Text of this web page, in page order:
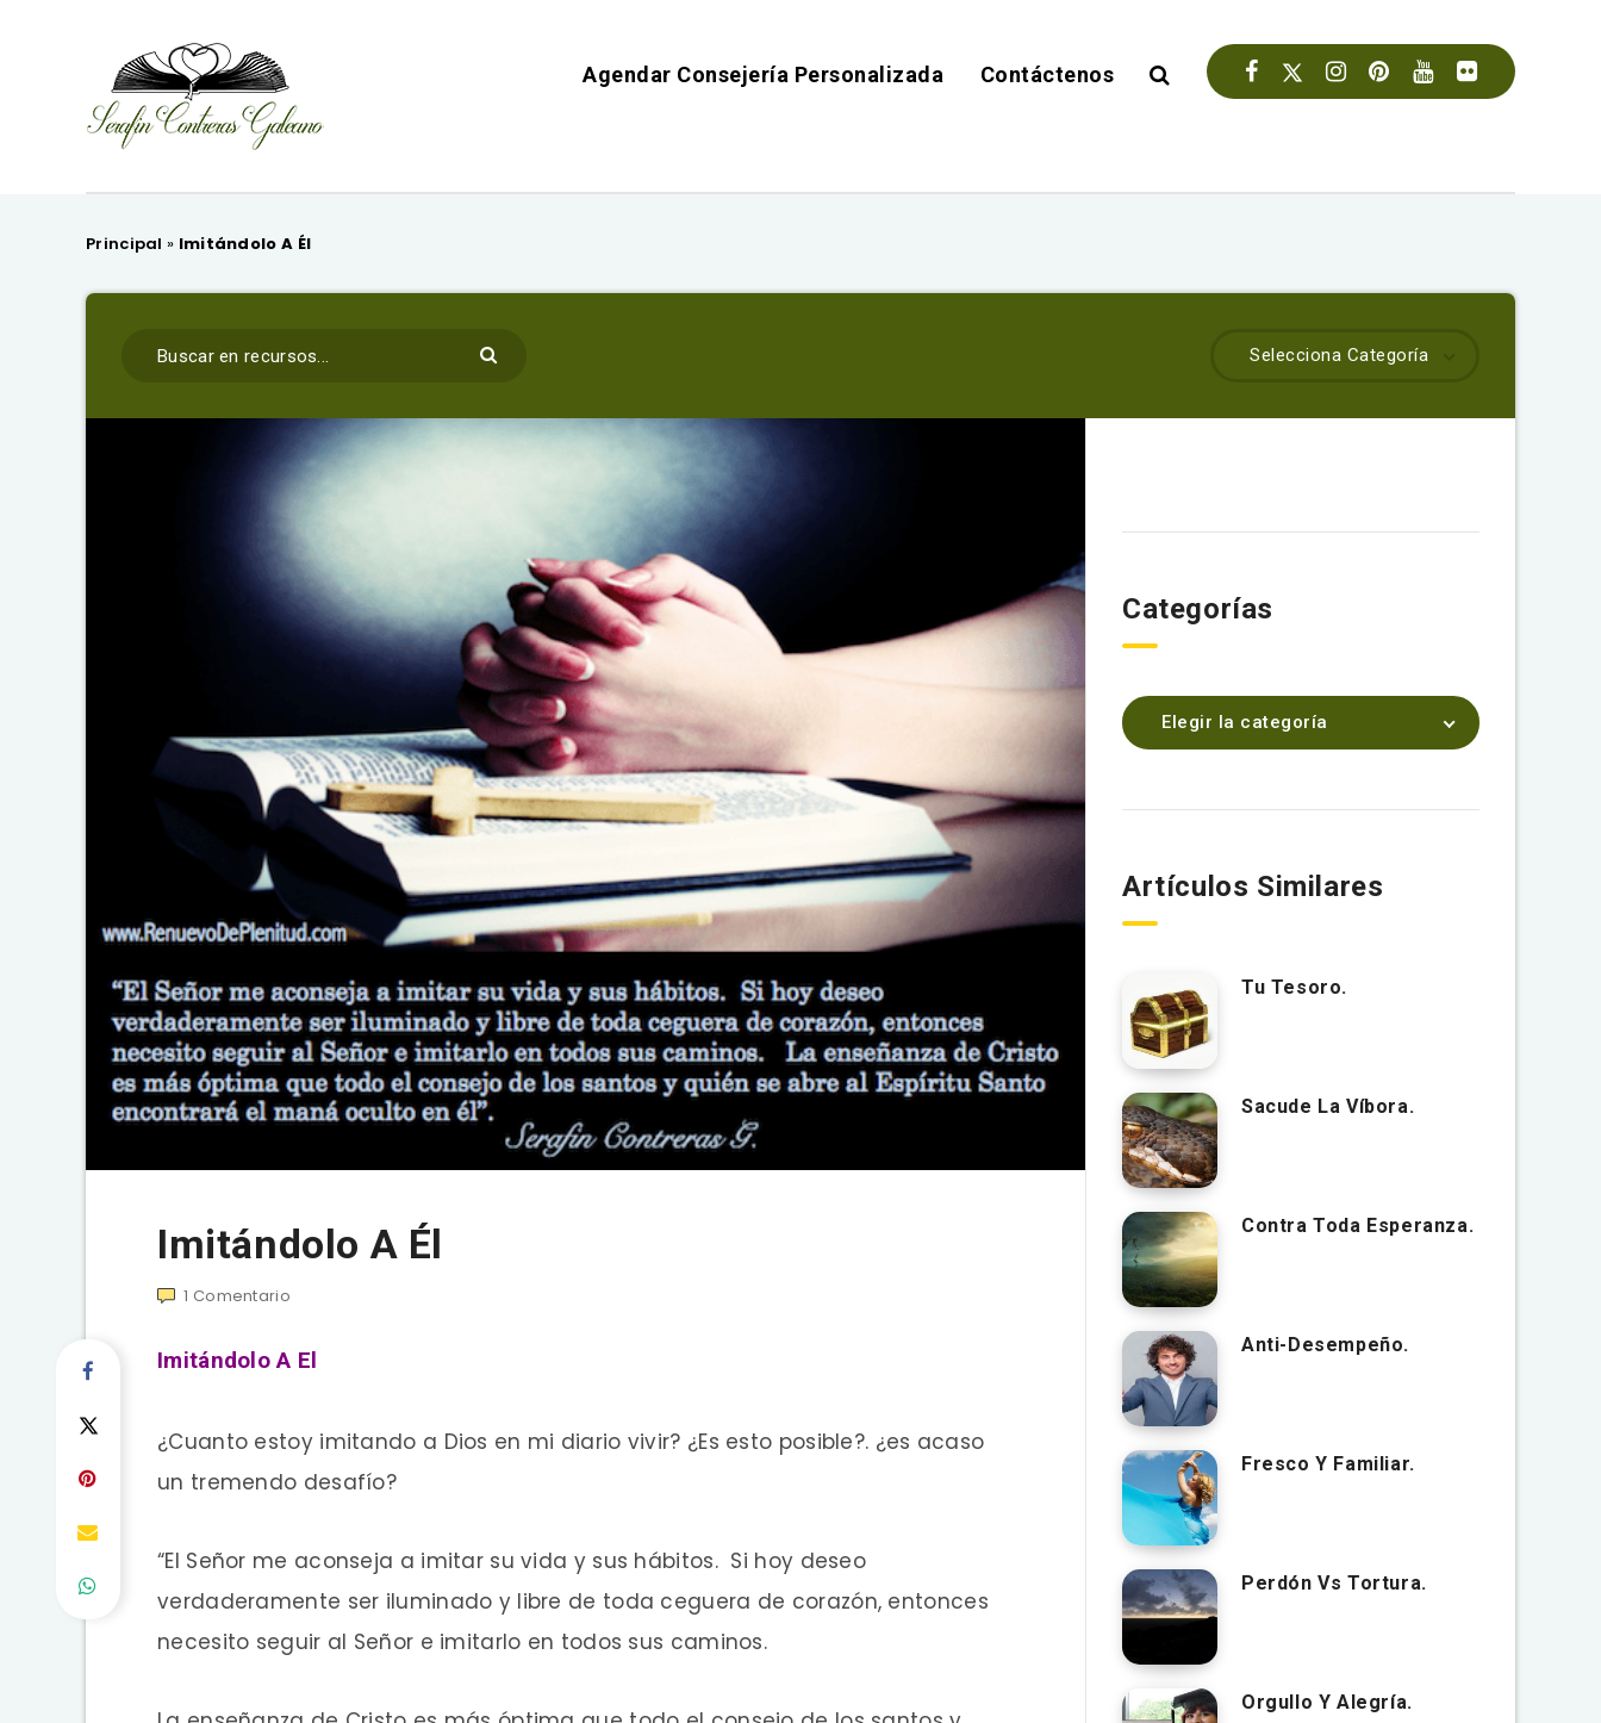
Agendar Consejería Personalizada Contáctenos
Principal » Imitándolo A Él
Selecciona Categoría
Imitándolo A Él
1 Comentario
Imitándolo A El
¿Cuanto estoy imitando a Dios en mi diario vivir? ¿Es esto posible?. ¿es acaso
un tremendo desafío?
“El Señor me aconseja a imitar su vida y sus hábitos. Si hoy deseo
verdaderamente ser iluminado y libre de toda ceguera de corazón, entonces
necesito seguir al Señor e imitarlo en todos sus caminos.
Categorías
Elegir la categoría
Artículos Similares
Tu Tesoro.
Sacude La Víbora.
Contra Toda Esperanza.
Anti-Desempeño.
Fresco Y Familiar.
Perdón Vs Tortura.
Orgullo Y Alegría.